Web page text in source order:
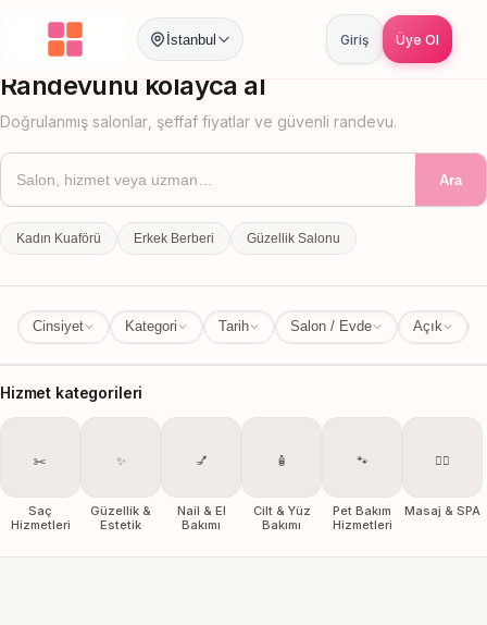
İstanbul Giriş Üye Ol
İstanbul
Randevunu kolayca al
Doğrulanmış salonlar, şeffaf fiyatlar ve güvenli randevu.
Ara
Kadın Kuaförü Erkek Berberi Güzellik Salonu
Cinsiyet Kategori Tarih Salon / Evde Açık
Hizmet kategorileri
✂️
Saç
Hizmetleri
✨
Güzellik &
Estetik
💅
Nail & El
Bakımı
🧴
Cilt & Yüz
Bakımı
🐾
Pet Bakım
Hizmetleri
💆‍♀️
Masaj & SPA